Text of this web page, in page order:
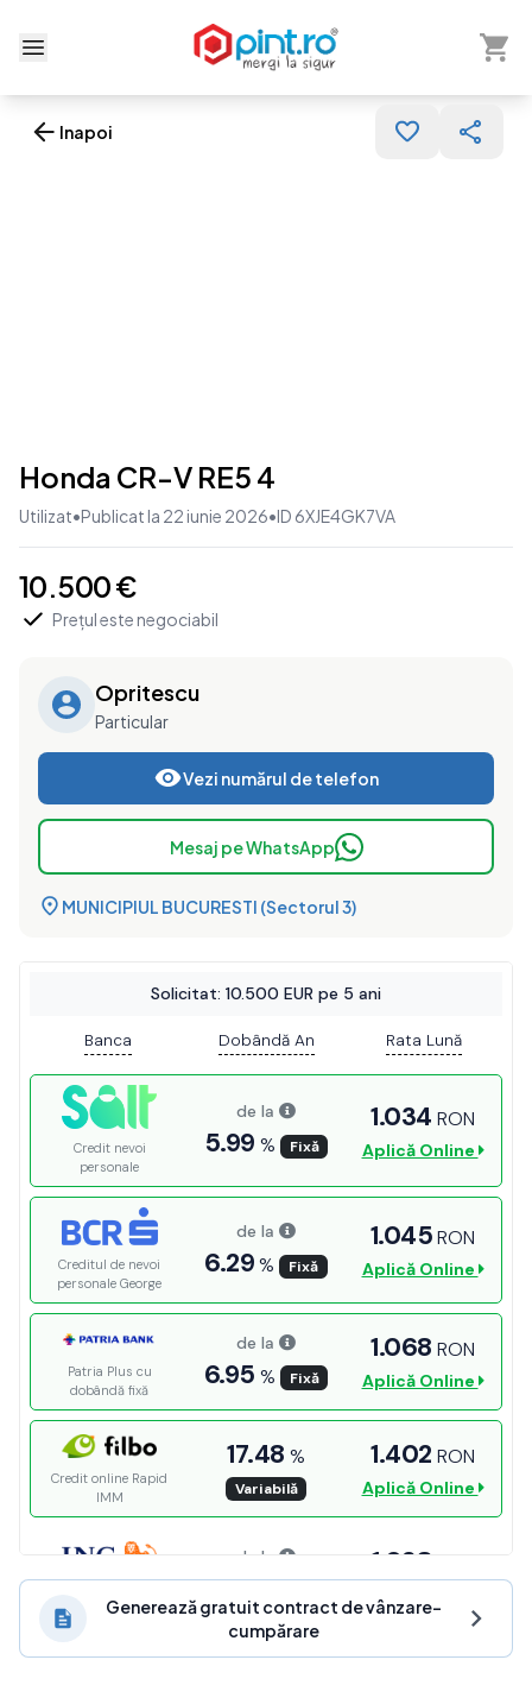
Deschide meniu
Arată
Inapoi
Honda CR-V RE5 4
Utilizat•Publicat la 22 iunie 2026•ID 6XJE4GK7VA
10.500 €
Prețul este negociabil
Opritescu
Particular
Vezi numărul de telefon
Mesaj pe WhatsApp
MUNICIPIUL BUCURESTI (Sectorul 3)
Generează gratuit contract de vânzare-
cumpărare